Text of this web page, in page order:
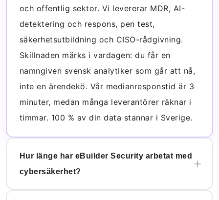
och offentlig sektor. Vi levererar MDR, AI-
detektering och respons, pen test,
säkerhetsutbildning och CISO-rådgivning.
Skillnaden märks i vardagen: du får en
namngiven svensk analytiker som går att nå,
inte en ärendekö. Vår medianresponstid är 3
minuter, medan många leverantörer räknar i
timmar. 100 % av din data stannar i Sverige.
Hur länge har eBuilder Security arbetat med
cybersäkerhet?